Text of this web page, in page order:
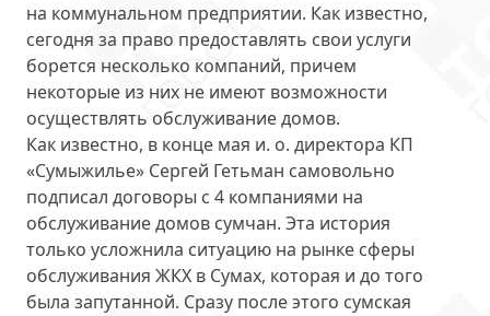
на коммунальном предприятии. Как известно,
сегодня за право предоставлять свои услуги
борется несколько компаний, причем
некоторые из них не имеют возможности
осуществлять обслуживание домов.
Как известно, в конце мая и. о. директора КП
«Сумыжилье» Сергей Гетьман самовольно
подписал договоры с 4 компаниями на
обслуживание домов сумчан. Эта история
только усложнила ситуацию на рынке сферы
обслуживания ЖКХ в Сумах, которая и до того
была запутанной. Сразу после этого сумская